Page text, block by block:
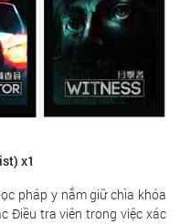
x1
pháp y nắm giữ chìa khóa
Điều tra viên trong việc xác